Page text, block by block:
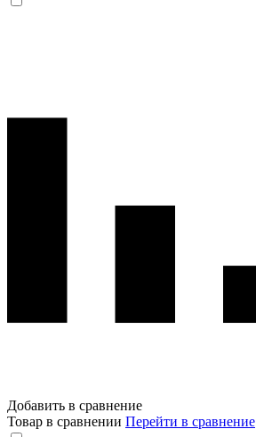
Добавить в сравнение
Товар в сравнении Перейти в сравнение